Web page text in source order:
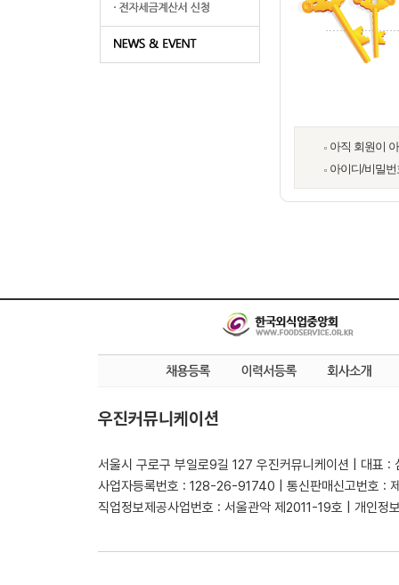
아직 회원이
아이디/비밀
우진커뮤니케이션
서울시 구로구 부일로9길 127 우진커뮤니케이션 | 대표 :
사업자등록번호 : 128-26-91740 | 통신판매신고번호 :
직업정보제공사업번호 : 서울관악 제2011-19호 | 개인정